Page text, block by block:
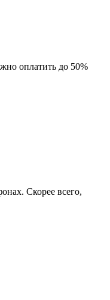
оплатить до 50%
Скорее всего,